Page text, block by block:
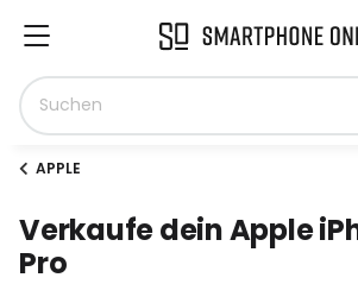
APPLE
Verkaufe dein Apple
Pro